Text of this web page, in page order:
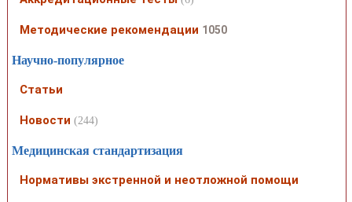
Методические рекомендации 1050
Научно-популярное
Статьи
Новости (244)
Медицинская стандартизация
Нормативы экстренной и неотложной помощи